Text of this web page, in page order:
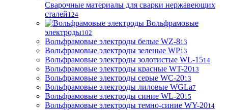
Сварочные материалы для сварки нержавеющих
сталей124
Вольфрамовые
электроды102
Вольфрамовые электроды белые WZ-813
Вольфрамовые электроды зеленые WP13
Вольфрамовые электроды золотистые WL-1514
Вольфрамовые электроды красные WT-2013
Вольфрамовые электроды серые WC-2013
Вольфрамовые электроды лиловые WGLa7
Вольфрамовые электроды синие WL-2015
Вольфрамовые электроды темно-синие WY-2014